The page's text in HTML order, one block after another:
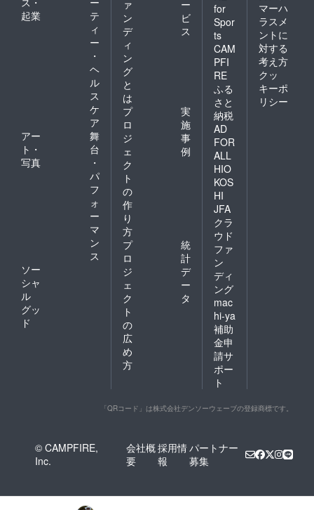
起業
テ
ィ
ー
・
ヘ
ル
ス
ケ
ア
アー
ト・
写真
舞
台
・
パ
フ
ォ
ー
マ
ン
ス
ソー
シャ
ル
グッ
ド
ァ
ン
デ
ィ
ン
グ
と
は
ー
ビ
ス
プ
ロ
ジ
ェ
ク
ト
の
作
り
方
実
施
事
例
プ
ロ
ジ
ェ
ク
ト
の
広
め
方
統
計
デ
ー
タ
for
Spor
ts
CAM
PFI
RE
ふる
さと
納税
AD
FOR
ALL
HIO
KOS
HI
JFA
クラ
ウド
ファ
ン
ディ
ング
mac
hi-ya
補助
金申
請サ
ポー
ト
マーハ
ラスメ
ントに
対する
考え方
クッ
キーポ
リシー
「QRコード」は株式会社デンソーウェーブの登録商標です。
© CAMPFIRE,
Inc.
会社概
要
採用情
報
パートナー
募集